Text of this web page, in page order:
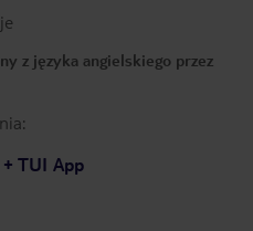
z języka angielskiego przez
TUI App